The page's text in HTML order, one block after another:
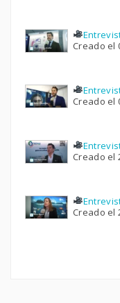
Creado el
Creado el
Creado el
Creado el